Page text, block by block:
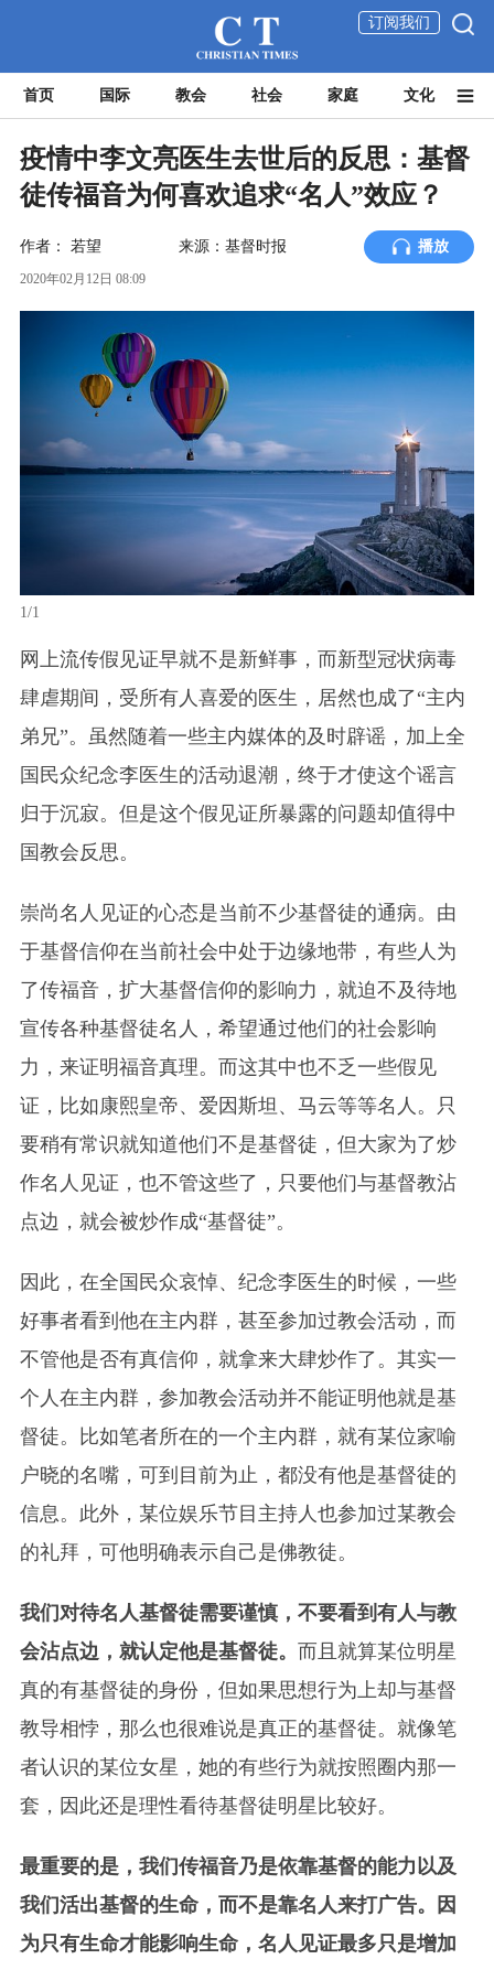
订阅我们
首页 国际 教会 社会 家庭 文化
疫情中李文亮医生去世后的反思：基督
徒传福音为何喜欢追求“名人”效应？
作者： 若望 来源：基督时报 播放
2020年02月12日 08:09
1/1
网上流传假见证早就不是新鲜事，而新型冠状病毒
肆虐期间，受所有人喜爱的医生，居然也成了“主内
弟兄”。虽然随着一些主内媒体的及时辟谣，加上全
国民众纪念李医生的活动退潮，终于才使这个谣言
归于沉寂。但是这个假见证所暴露的问题却值得中
国教会反思。
崇尚名人见证的心态是当前不少基督徒的通病。由
于基督信仰在当前社会中处于边缘地带，有些人为
了传福音，扩大基督信仰的影响力，就迫不及待地
宣传各种基督徒名人，希望通过他们的社会影响
力，来证明福音真理。而这其中也不乏一些假见
证，比如康熙皇帝、爱因斯坦、马云等等名人。只
要稍有常识就知道他们不是基督徒，但大家为了炒
作名人见证，也不管这些了，只要他们与基督教沾
点边，就会被炒作成“基督徒”。
因此，在全国民众哀悼、纪念李医生的时候，一些
好事者看到他在主内群，甚至参加过教会活动，而
不管他是否有真信仰，就拿来大肆炒作了。其实一
个人在主内群，参加教会活动并不能证明他就是基
督徒。比如笔者所在的一个主内群，就有某位家喻
户晓的名嘴，可到目前为止，都没有他是基督徒的
信息。此外，某位娱乐节目主持人也参加过某教会
的礼拜，可他明确表示自己是佛教徒。
我们对待名人基督徒需要谨慎，不要看到有人与教
会沾点边，就认定他是基督徒。 而且就算某位明星
真的有基督徒的身份，但如果思想行为上却与基督
教导相悖，那么也很难说是真正的基督徒。就像笔
者认识的某位女星，她的有些行为就按照圈内那一
套，因此还是理性看待基督徒明星比较好。
最重要的是，我们传福音乃是依靠基督的能力以及
我们活出基督的生命，而不是靠名人来打广告。因
为只有生命才能影响生命，名人见证最多只是增加